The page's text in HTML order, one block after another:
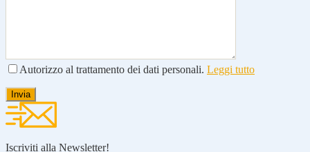
Autorizzo al trattamento dei dati personali. Leggi tutto
Iscriviti alla Newsletter!